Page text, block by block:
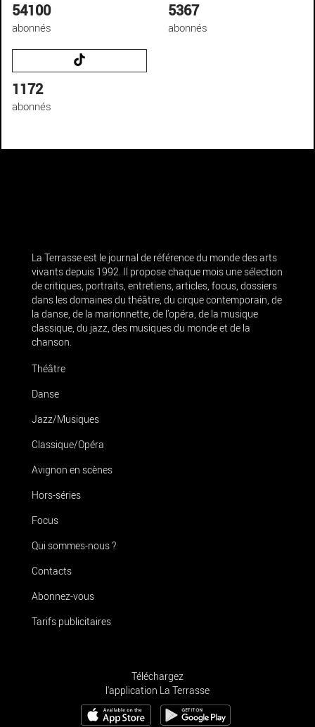
54100
abonnés
5367
abonnés
1172
abonnés
La Terrasse est le journal de référence du monde des arts
vivants depuis 1992. Il propose chaque mois une sélection
de critiques, portraits, entretiens, articles, focus, dossiers
dans les domaines du théâtre, du cirque contemporain, de
la danse, de la marionnette, de l’opéra, de la musique
classique, du jazz, des musiques du monde et de la
chanson.
Théâtre
Danse
Jazz/Musiques
Classique/Opéra
Avignon en scènes
Hors-séries
Focus
Qui sommes-nous ?
Contacts
Abonnez-vous
Tarifs publicitaires
Téléchargez
l'application La Terrasse